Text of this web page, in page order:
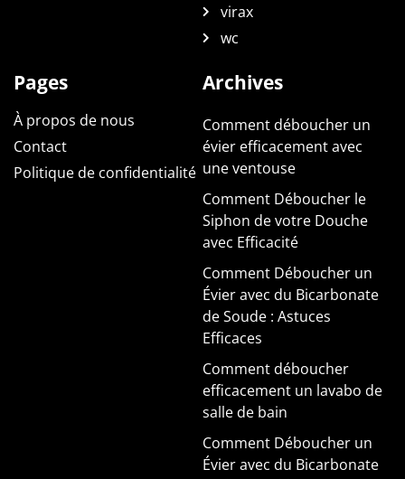
virax
wc
Pages
À propos de nous
Contact
Politique de confidentialité
Archives
Comment déboucher un
évier efficacement avec
une ventouse
Comment Déboucher le
Siphon de votre Douche
avec Efficacité
Comment Déboucher un
Évier avec du Bicarbonate
de Soude : Astuces
Efficaces
Comment déboucher
efficacement un lavabo de
salle de bain
Comment Déboucher un
Évier avec du Bicarbonate